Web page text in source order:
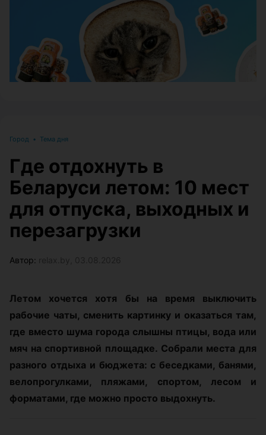
Город • Тема дня
Где отдохнуть в
Беларуси летом: 10 мест
для отпуска, выходных и
перезагрузки
Автор:
Летом хочется хотя бы на время выключить
рабочие чаты, сменить картинку и оказаться там,
где вместо шума города слышны птицы, вода или
мяч на спортивной площадке. Собрали места для
разного отдыха и бюджета: с беседками, банями,
велопрогулками, пляжами, спортом, лесом и
форматами, где можно просто выдохнуть.